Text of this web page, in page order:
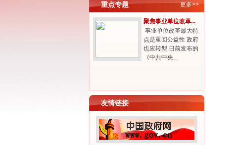
重点专题 更多>>
聚焦事业单位改革...
事业单位改革最大特
点是重回公益性 政府
也应转型 日前发布的
《中共中央...
友情链接